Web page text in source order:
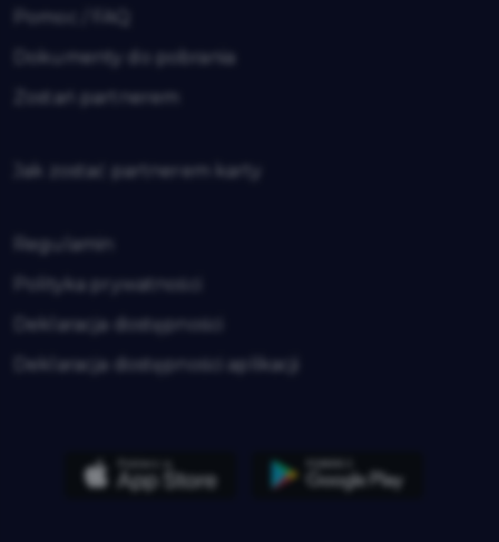
Dokumenty do pobrania
Zostań partnerem
Jak zostać partnerem karty
Regulamin
Polityka prywatności
Deklaracja dostępności
Deklaracja dostępności aplikacji